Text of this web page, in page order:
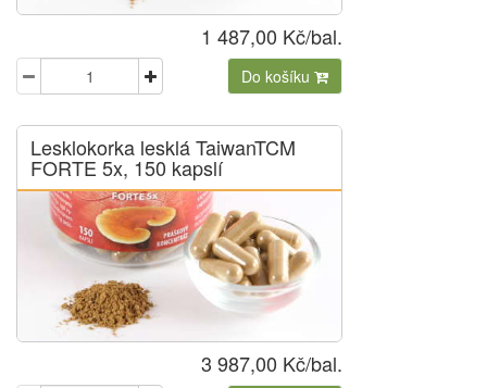
1 487,00 Kč/bal.
Do košíku
Lesklokorka lesklá TaiwanTCM
FORTE 5x, 150 kapslí
3 987,00 Kč/bal.